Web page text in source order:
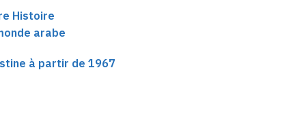
Histoire
arabe
à partir de 1967